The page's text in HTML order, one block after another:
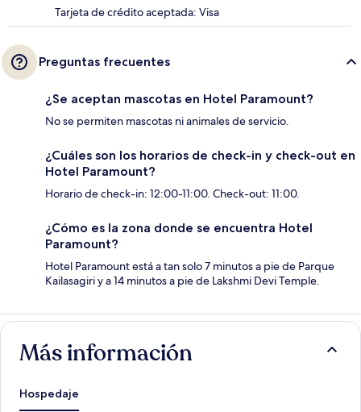
Tarjeta de crédito aceptada: Visa
Preguntas frecuentes
¿Se aceptan mascotas en Hotel Paramount?
No se permiten mascotas ni animales de servicio.
¿Cuáles son los horarios de check-in y check-out en
Hotel Paramount?
Horario de check-in: 12:00-11:00. Check-out: 11:00.
¿Cómo es la zona donde se encuentra Hotel
Paramount?
Hotel Paramount está a tan solo 7 minutos a pie de Parque
Kailasagiri y a 14 minutos a pie de Lakshmi Devi Temple.
Más información
Hospedaje